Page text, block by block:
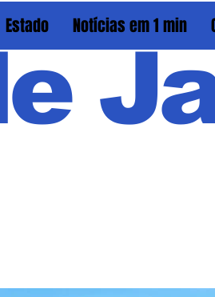
Estado Notícias em 1 min